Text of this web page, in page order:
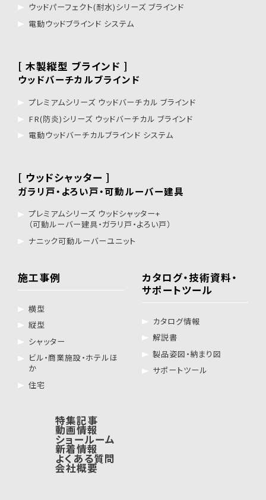
ウッドパーフェクト(耐水)シリーズ ブラインド
電動ウッドブラインド システム
[ 木製縦型 ブラインド ]
ウッドバーチカルブラインド
プレミアムシリーズ ウッドバーチカル ブラインド
FR(防炎)シリーズ ウッドバーチカル ブラインド
電動ウッドバーチカルブラインド システム
[ ウッドシャッター ]
ガラリ戸・よろい戸・可動ルーバー建具
プレミアムシリーズ ウッドシャッター+
（可動ルーバー建具・ガラリ戸・よろい戸）
ナニック可動ルーバーユニット
施工事例
横型
縦型
シャッター
ビル・商業施設・ホテルほ
か
住宅
カタログ・技術資料・
サポートツール
カタログ情報
解説書
製品姿図・納まり図
サポートツール
特集記事
動画情報
ショールーム
新着情報
よくある質問
会社概要